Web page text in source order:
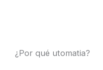
¿Por qué utomatia?